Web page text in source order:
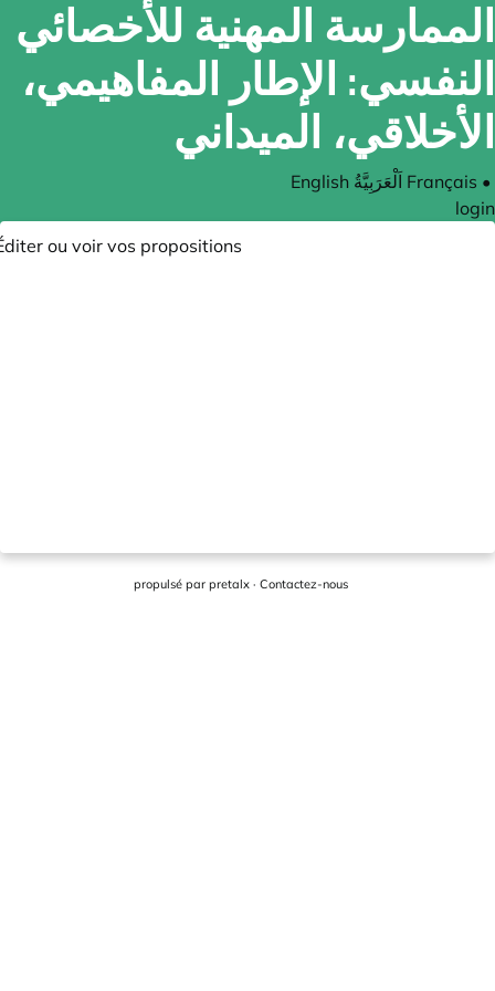
الممارسة المهنية للأخصائي
النفسي: الإطار المفاهيمي،
الأخلاقي، الميداني
English اَلْعَرَبِيَّةُ Français •
login
ou voir vos propositions
propulsé par pretalx · Contactez-nous